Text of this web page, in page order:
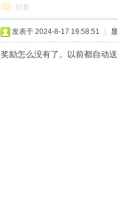
回复
发表于 2024-8-17 19:58:51
奖励怎么没有了。以前都自动